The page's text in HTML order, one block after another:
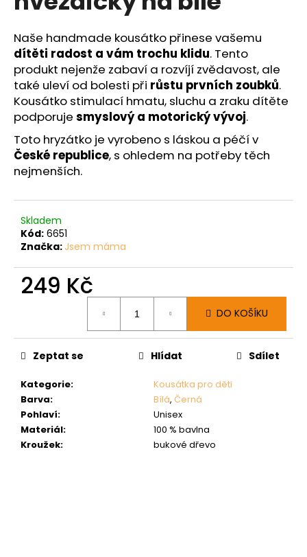
hvězdiček.
Naše handmade kousátko přinese vašemu
dítěti radost a vám trochu klidu. Tento
produkt nejenže zabaví a rozvíjí zvědavost, ale
také uleví od bolesti při růstu prvních zoubků.
Kousátko stimulací hmatu, sluchu a zraku dítěte
podporuje smyslový a motorický vývoj.
Toto hryzátko je vyrobeno s láskou a péčí v
České republice, s ohledem na potřeby těch
nejmenších.
Skladem
Kód: 6651
Značka: Jsem máma
249 Kč
DO KOŠÍKU
Kategorie:
Kousátka pro děti
Barva: Bílá, Černá
Pohlaví:
Unisex
Materiál:
100 % bavlna
Kroužek: bukové dřevo
Zeptat se Hlídat Sdílet
j
e
m
e